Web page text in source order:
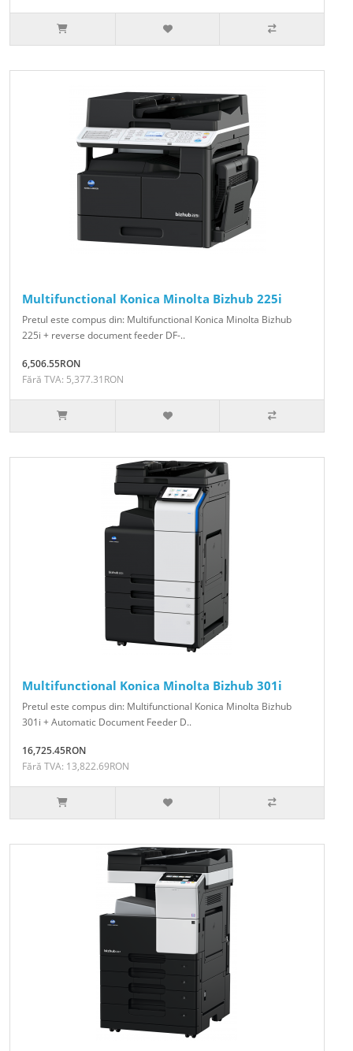
Multifunctional Konica Minolta Bizhub 225i
Pretul este compus din: Multifunctional Konica Minolta Bizhub
225i + reverse document feeder DF-..
6,506.55RON
Fără TVA: 5,377.31RON
Multifunctional Konica Minolta Bizhub 301i
Pretul este compus din: Multifunctional Konica Minolta Bizhub
301i + Automatic Document Feeder D..
16,725.45RON
Fără TVA: 13,822.69RON